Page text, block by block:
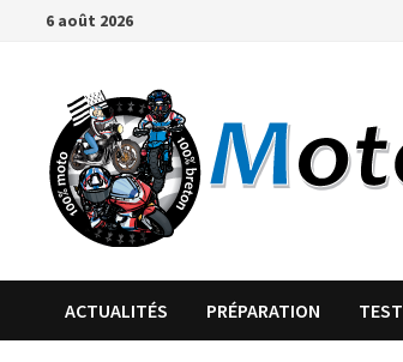
Passer6 août 2026
ACTUALITÉS PRÉPARATION TEST